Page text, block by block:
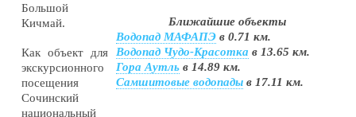
Ближайшие объекты
Водопад МАФАПЭв 0.71 км.
Водопад Чудо-Красотка в 13.65 км.
Гора Аутльв 14.89 км.
Самшитовые водопадыв 17.11 км.
Большой
Кичмай.
Как объект для
экскурсионного
посещения
Сочинский
национальный